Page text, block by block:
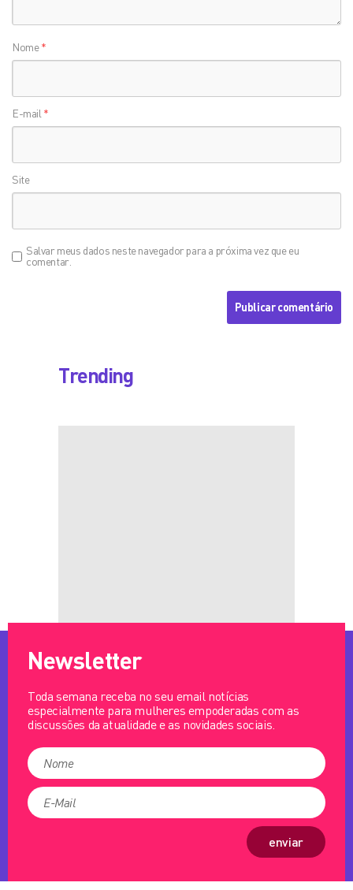
Nome*
E-mail *
Site
Salvar meus dados neste navegador para a próxima vez que eu
comentar.
Trending
Newsletter
Toda semana receba no seu email notícias
especialmente para mulheres empoderadas com as
discussões da atualidade e as novidades sociais.
enviar